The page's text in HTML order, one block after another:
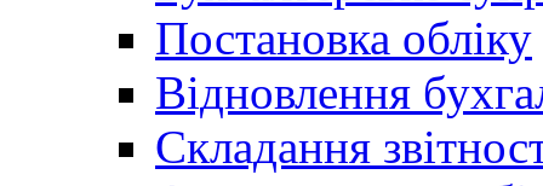
Постановка обліку
Відновлення
Складання